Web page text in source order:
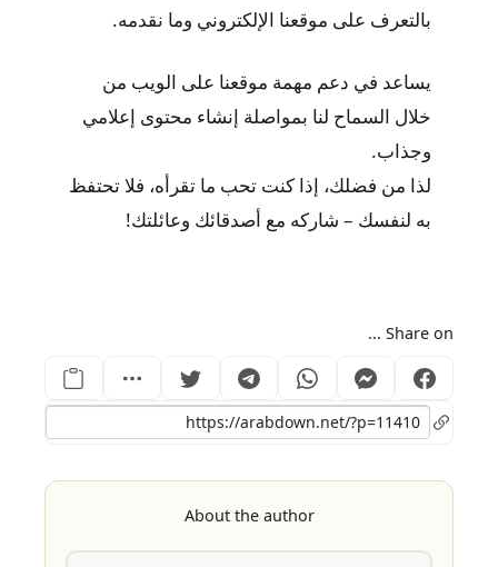
بالتعرف على موقعنا الإلكتروني وما نقدمه.
يساعد في دعم مهمة موقعنا على الويب من
خلال السماح لنا بمواصلة إنشاء محتوى إعلامي
وجذاب.
لذا من فضلك، إذا كنت تحب ما تقرأه، فلا تحتفظ
به لنفسك – شاركه مع أصدقائك وعائلتك!
Share on ...
About the author